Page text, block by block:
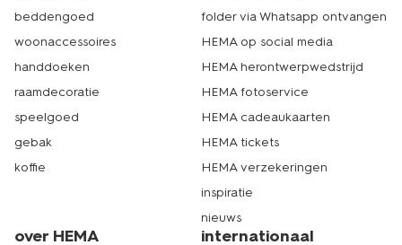
beddengoed
woonaccessoires
handdoeken
raamdecoratie
speelgoed
gebak
koffie
folder via Whatsapp ontvangen
HEMA op social media
HEMA herontwerpwedstrijd
HEMA fotoservice
HEMA cadeaukaarten
HEMA tickets
HEMA verzekeringen
inspiratie
nieuws
over HEMA internationaal